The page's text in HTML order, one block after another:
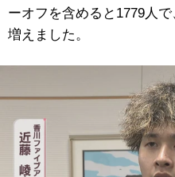
ーオフを含めると1779人
増えました。